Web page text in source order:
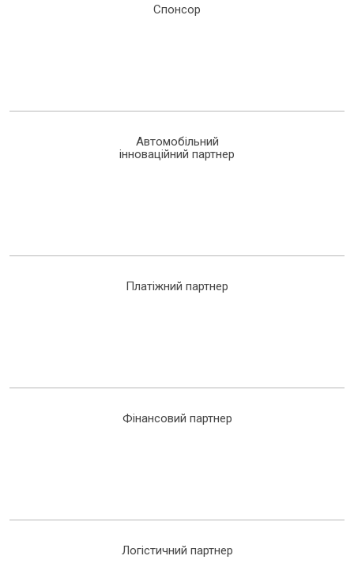
Спонсор
Автомобільний
інноваційний партнер
Платіжний партнер
Фінансовий партнер
Логістичний партнер